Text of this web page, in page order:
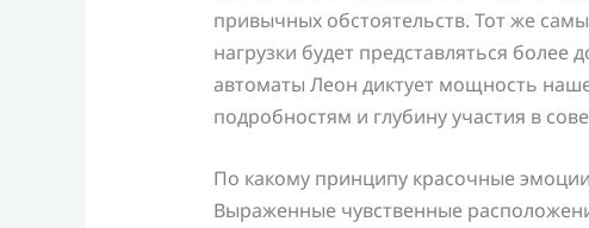
привычных обстоятельств. Тот же
нагрузки будет представляться
автоматы Леон диктует мощность
подробностям и глубину участия в
По какому принципу красочные
Выраженные чувственные